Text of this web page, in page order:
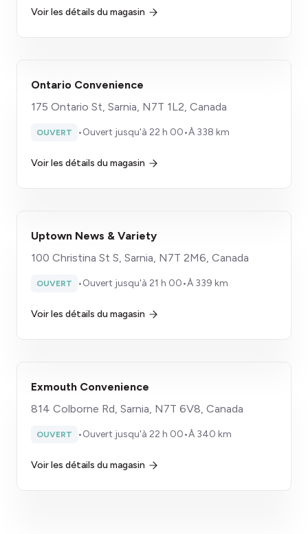
Voir les détails du magasin
​Ontario Convenience
175 Ontario St, Sarnia, N7T 1L2, Canada
OUVERT •Ouvert jusqu'à 22 h 00•À 338 km
Voir les détails du magasin
Uptown News & Variety
100 Christina St S, Sarnia, N7T 2M6, Canada
OUVERT •Ouvert jusqu'à 21 h 00•À 339 km
Voir les détails du magasin
Exmouth Convenience
814 Colborne Rd, Sarnia, N7T 6V8, Canada
OUVERT •Ouvert jusqu'à 22 h 00•À 340 km
Voir les détails du magasin